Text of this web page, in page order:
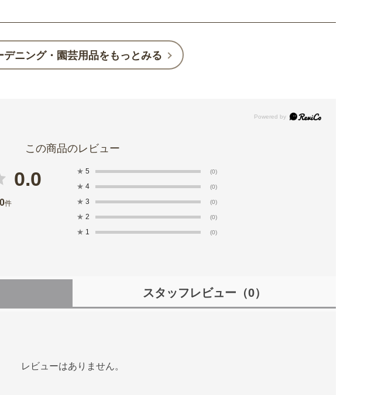
デニング・園芸用品をもっとみる
0.0
0件
★ 5 (0)
★ 4 (0)
★ 3 (0)
★ 2 (0)
★ 1 (0)
スタッフレビュー （0）
レビューはありません。